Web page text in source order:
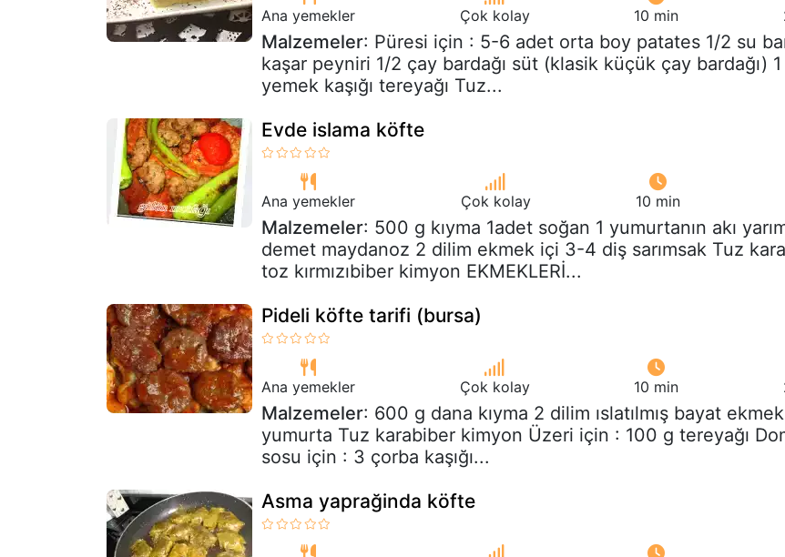
Ana yemekler Çok kolay 10 min
Malzemeler: Püresi için : 5-6 adet orta boy patates 1/2 su
kaşar peyniri 1/2 çay bardağı süt (klasik küçük çay bardağı) 1
yemek kaşığı tereyağı Tuz...
Evde islama köfte
Ana yemekler Çok kolay 10 min
Malzemeler: 500 g kıyma 1adet soğan 1 yumurtanın akı
demet maydanoz 2 dilim ekmek içi 3-4 diş sarımsak Tuz
toz kırmızıbiber kimyon EKMEKLERİ...
Pideli köfte tarifi (bursa)
Ana yemekler Çok kolay 10 min
Malzemeler: 600 g dana kıyma 2 dilim ıslatılmış bayat ekmek
yumurta Tuz karabiber kimyon Üzeri için : 100 g tereyağı
sosu için : 3 çorba kaşığı...
Asma yaprağinda köfte